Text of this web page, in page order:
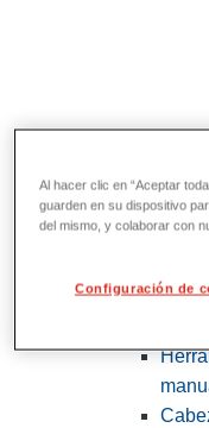
View
Al hacer clic en “Aceptar
guarden en su dispositivo
del mismo, y colaborar con
Configuración de